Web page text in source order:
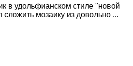
в удольфианском стиле "новой
мозаику из довольно ...